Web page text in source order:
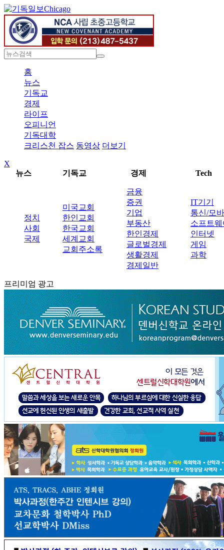
Chicago
홈
뉴스
기독교
경제
라이프
오피니언
기독대학
크리스천 잡스 동영상 더보기
X
뉴스
기독교 경제 Tech
정치
사회
국제
미국교회
한인교회
한국교회
세계교회
교회주소록
금융
증권
기업
부동산
한인경제
글로벌경제
생활경제
경제일반
IT기기
통신/모
소프트웨
인터넷
게임
과학
프리미엄 광고